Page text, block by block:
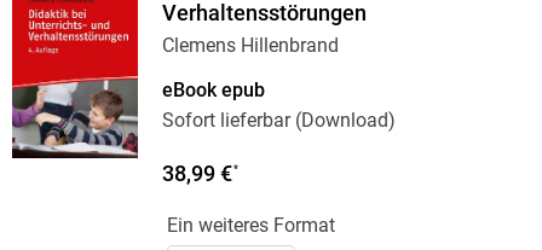
Verhaltensstörungen
Clemens Hillenbrand
eBook epub
Sofort lieferbar (Download)
38,99 €*
Ein weiteres Format